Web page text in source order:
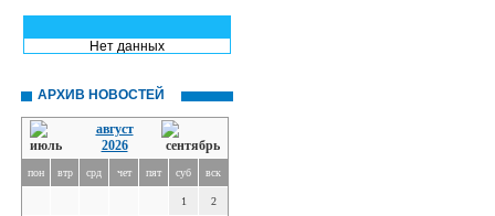
Нет данных
АРХИВ НОВОСТЕЙ
август
2026
пон втр срд чет пят суб вск
1 2